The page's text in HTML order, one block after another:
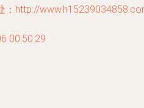
：http://
00:50:29